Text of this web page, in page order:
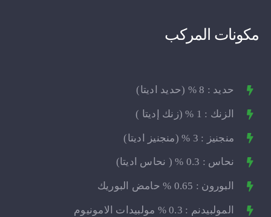
مكونات المركب
حديد : 8 % (حديد اديتا)
الزنك : 1 % (زنك إديتا )
منجنيز : 3 % (منجنيز اديتا)
نحاس : 0.3 % ( نحاس اديتا)
البورون : 0.65 % حامض البوريك
المولبيدنم : 0.3 % مولبيدات الامونيوم